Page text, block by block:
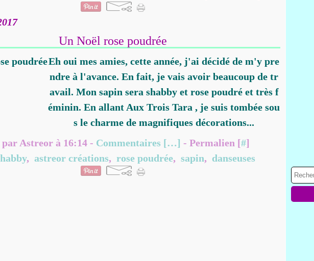
Un Noël rose poudrée
Eh oui mes amies, cette année, j'ai décidé de m'y pre
ndre à l'avance. En fait, je vais avoir beaucoup de tr
avail. Mon sapin sera shabby et rose poudré et très f
éminin. En allant Aux Trois Tara , je suis tombée sou
s le charme de magnifiques décorations...
par Astreor à 16:14 - Commentaires […] - Permalien [#]
, astreor créations, rose poudrée, sapin, danseuses